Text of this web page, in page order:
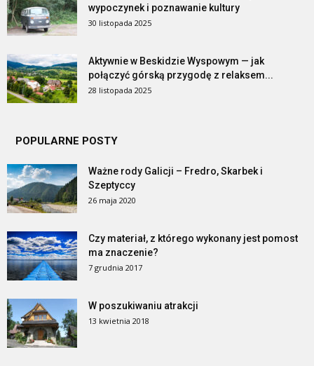
wypoczynek i poznawanie kultury
30 listopada 2025
Aktywnie w Beskidzie Wyspowym — jak
połączyć górską przygodę z relaksem...
28 listopada 2025
POPULARNE POSTY
Ważne rody Galicji – Fredro, Skarbek i
Szeptyccy
26 maja 2020
Czy materiał, z którego wykonany jest pomost
ma znaczenie?
7 grudnia 2017
W poszukiwaniu atrakcji
13 kwietnia 2018